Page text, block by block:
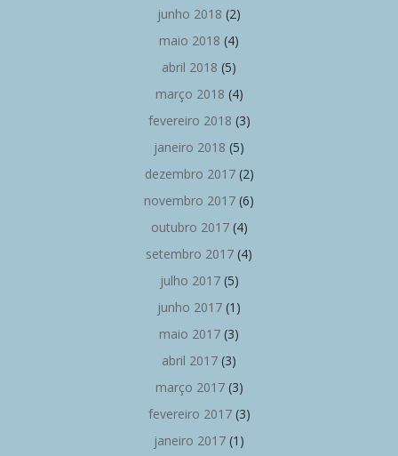
junho 2018 (2)
maio 2018 (4)
abril 2018 (5)
março 2018 (4)
fevereiro 2018 (3)
janeiro 2018 (5)
dezembro 2017(2)
novembro 2017 (6)
outubro 2017(4)
setembro 2017 (4)
julho 2017(5)
junho 2017 (1)
maio 2017 (3)
abril 2017 (3)
março 2017(3)
fevereiro 2017(3)
janeiro 2017 (1)